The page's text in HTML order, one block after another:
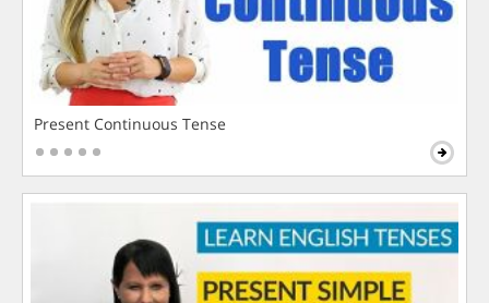
Present Continuous Tense